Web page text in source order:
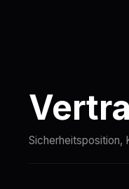
Sicherheitsposition,